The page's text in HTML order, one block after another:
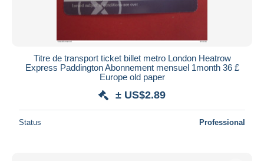
Titre de transport ticket billet metro London Heatrow
Express Paddington Abonnement mensuel 1month 36 £
Europe old paper
± US$2.89
Status Professional